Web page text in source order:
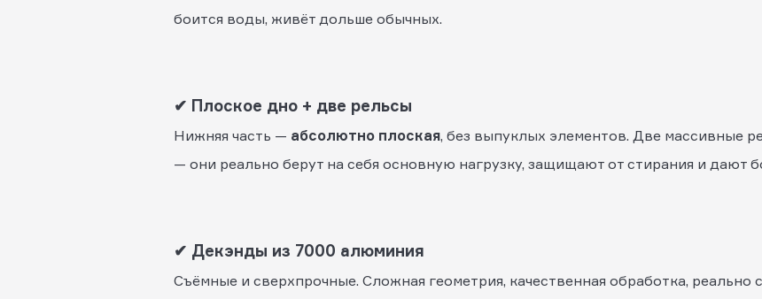
боится воды, живёт дольше обычных.
✔ Плоское дно + две рельсы
Нижняя часть — абсолютно плоская, без выпуклых элементов. Две массивные
— они реально берут на себя основную нагрузку, защищают от стирания и дают
✔ Декэнды из 7000 алюминия
Съёмные и сверхпрочные. Сложная геометрия, качественная обработка, реально